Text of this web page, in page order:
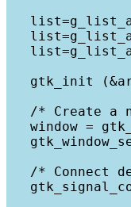
gtk_init
/* Create a
window =
/* Connect